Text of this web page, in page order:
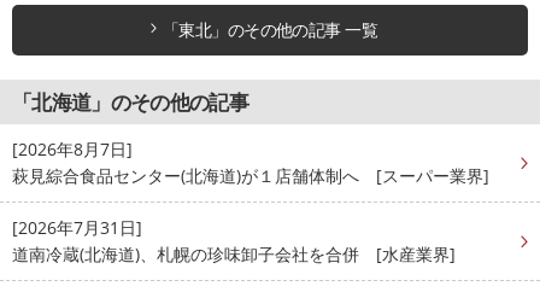
「東北」のその他の記事 一覧
「北海道」のその他の記事
[2026年8月7日]
萩見綜合食品センター(北海道)が１店舗体制へ [スーパー業界]
[2026年7月31日]
道南冷蔵(北海道)、札幌の珍味卸子会社を合併 [水産業界]